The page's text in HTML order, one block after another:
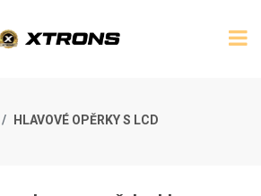
HLAVOVÉ OPĚRKY S LCD